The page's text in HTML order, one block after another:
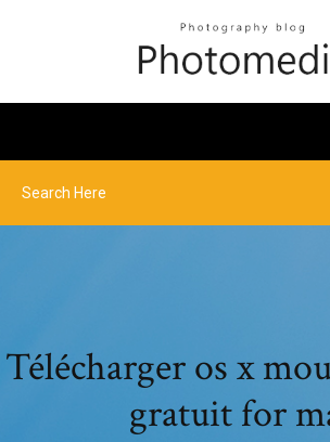
Télécharger os x
gratuit for